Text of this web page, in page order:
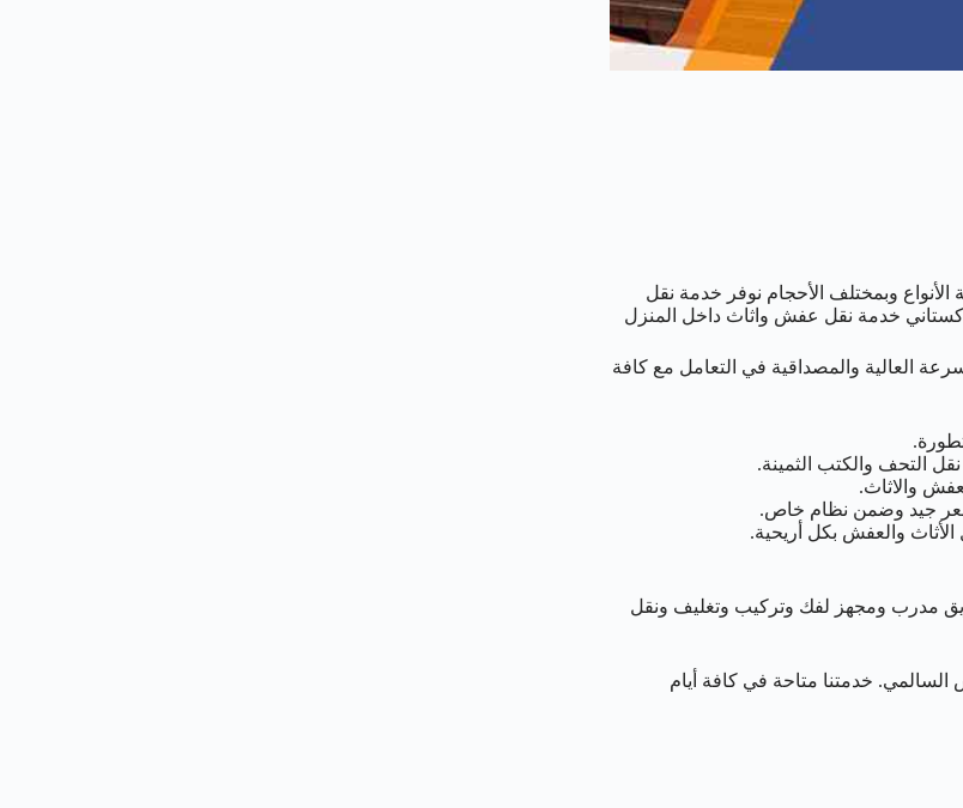
وبمختلف الأحجام نوفر خدمة نقل
خدمة نقل عفش واثاث داخل المنزل
العالية والمصداقية في التعامل مع كافة
التحف والكتب الثمينة.
والاثاث.
جيد وضمن نظام خاص.
والعفش بكل أريحية.
مدرب ومجهز لفك وتركيب وتغليف ونقل
50993766 الخاص بشركة نقل عفش السالمي. خدمتنا متاحة في كافة أيام